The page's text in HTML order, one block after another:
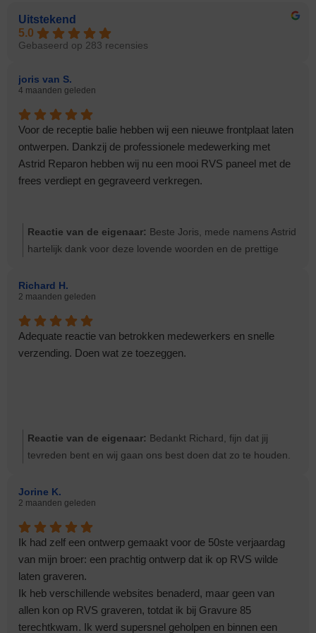
Uitstekend
5.0
Gebaseerd op 283 recensies
joris van S.
4 maanden geleden
Voor de receptie balie hebben wij een nieuwe frontplaat laten
ontwerpen. Dankzij de professionele medewerking met
Astrid Reparon hebben wij nu een mooi RVS paneel met de
frees verdiept en gegraveerd verkregen.
Reactie van de eigenaar: Beste Joris, mede namens Astrid
hartelijk dank voor deze lovende woorden en de prettige
het nieuwe bedieningspaneel.
Richard H.
2 maanden geleden
Adequate reactie van betrokken medewerkers en snelle
verzending. Doen wat ze toezeggen.
Reactie van de eigenaar: Bedankt Richard, fijn dat jij
tevreden bent en wij gaan ons best doen dat zo te houden.
Jorine K.
2 maanden geleden
Ik had zelf een ontwerp gemaakt voor de 50ste verjaardag
van mijn broer: een prachtig ontwerp dat ik op RVS wilde
laten graveren.
Ik heb verschillende websites benaderd, maar geen van
allen kon op RVS graveren, totdat ik bij Gravure 85
terechtkwam. Ik werd supersnel geholpen en binnen een